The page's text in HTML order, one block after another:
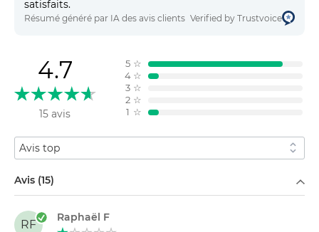
satisfaits.
Résumé généré par IA des avis clients Verified by Trustvoice
4.7
15 avis
5 ☆
4 ☆
3 ☆
2 ☆
1 ☆
Trier par
Avis (15)
RF
Raphaël F